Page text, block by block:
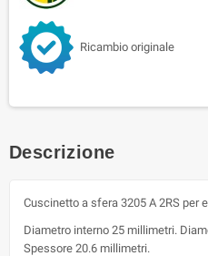
Ricambio originale
Descrizione
Cuscinetto a sfera 3205 A 2RS per
Diametro interno 25 millimetri.
Spessore 20.6 millimetri.